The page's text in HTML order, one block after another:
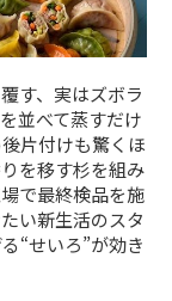
す、実はズボラ
並べて蒸すだけ
片付けも驚くほ
を移す杉を組み
で最終検品を施
い新生活のスタ
“せいろ”が効き